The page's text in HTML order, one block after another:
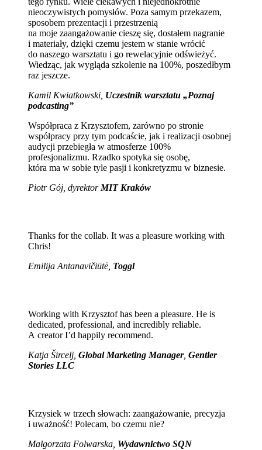
nieoczywistych pomysłów. Poza samym przekazem,
sposobem prezentacji i przestrzenią
na moje zaangażowanie cieszę się, dostałem nagranie
i materiały, dzięki czemu jestem w stanie wrócić
do naszego warsztatu i go rewelacyjnie odświeżyć.
Wiedząc, jak wygląda szkolenie na 100%, poszedłbym
raz jeszcze.
Kamil Kwiatkowski, Uczestnik warsztatu „Poznaj
podcasting”
Współpraca z Krzysztofem, zarówno po stronie
współpracy przy tym podcaście, jak i realizacji osobnej
audycji przebiegła w atmosferze 100%
profesjonalizmu. Rzadko spotyka się osobę,
która ma w sobie tyle pasji i konkretyzmu w biznesie.
Piotr Gój, dyrektorMIT Kraków
Thanks for the collab. It was a pleasure working with
Chris!
Emilija Antanavičiūtė, Toggl
Working with Krzysztof has been a pleasure. He is
dedicated, professional, and incredibly reliable.
A creator I’d happily recommend.
Katja Šircelj, Global Marketing Manager, Gentler
Stories LLC
Krzysiek w trzech słowach: zaangażowanie, precyzja
i uważność! Polecam, bo czemu nie?
Małgorzata Folwarska, Wydawnictwo SQN